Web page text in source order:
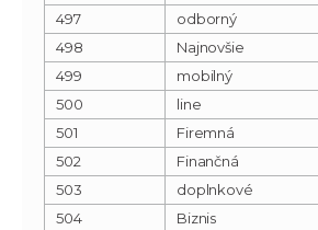
497
odborný
498
Najnovšie
499
mobilný
500
line
501
Firemná
502
Finančná
503
doplnkové
504
Biznis